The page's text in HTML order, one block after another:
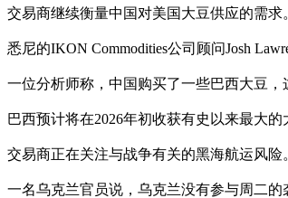
交易商继续衡量中国对美国大豆供应的需
悉尼的IKON Commodities公司顾问Josh
一位分析师称，中国购买了一些巴西大豆，
巴西预计将在2026年初收获有史以来最大
交易商正在关注与战争有关的黑海航运风
一名乌克兰官员说，乌克兰没有参与周二